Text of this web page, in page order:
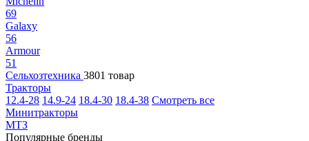
69
Galaxy
56
Armour
51
Сельхозтехника 3801 товар
Тракторы
12.4-28 14.9-24 18.4-30 18.4-38 Смотреть все
Минитракторы
МТЗ
Популярные бренды